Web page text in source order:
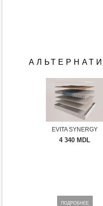
EVITA SYNERGY
4 340 MDL
ПОДРОБНЕЕ